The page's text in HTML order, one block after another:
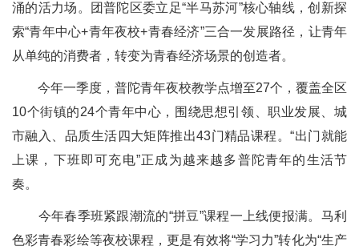
涌的活力场。团普陀区委立足“半马苏河”核心轴线，创新探
索“青年中心+青年夜校+青春经济”三合一发展路径，让青年
从单纯的消费者，转变为青春经济场景的创造者。
今年一季度，普陀青年夜校教学点增至27个，覆盖全区
10个街镇的24个青年中心，围绕思想引领、职业发展、城
市融入、品质生活四大矩阵推出43门精品课程。“出门就能
上课，下班即可充电”正成为越来越多普陀青年的生活节
奏。
今年春季班紧跟潮流的“拼豆”课程一上线便报满。马利
色彩青春彩绘等夜校课程，更是有效将“学习力”转化为“生产